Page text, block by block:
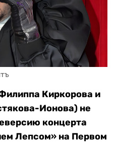
Киркорова и
Ионова) не
концерта
Лепсом» на Первом